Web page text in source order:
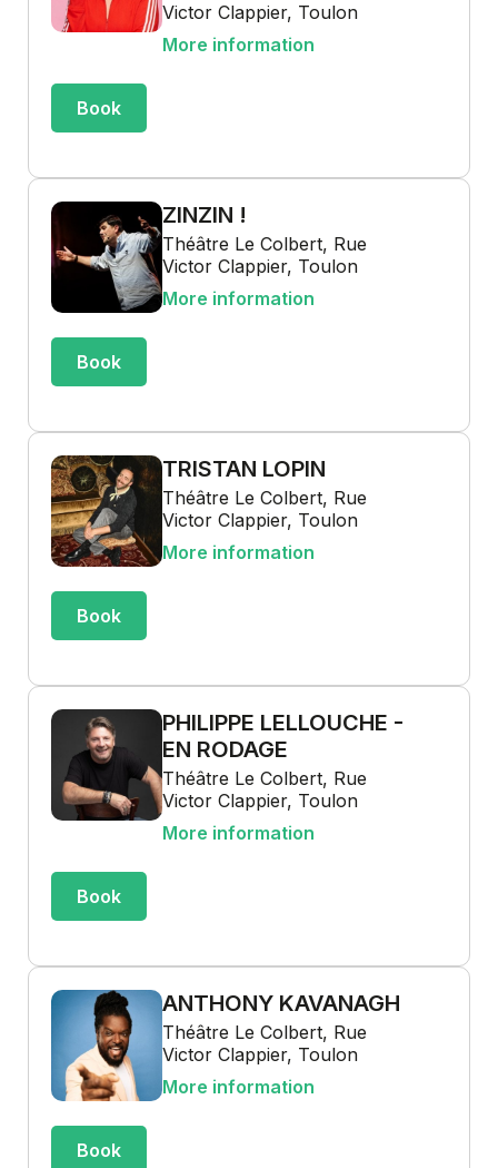
Victor Clappier, Toulon
More information
Book
ZINZIN !
Théâtre Le Colbert, Rue
Victor Clappier, Toulon
More information
Book
TRISTAN LOPIN
Théâtre Le Colbert, Rue
Victor Clappier, Toulon
More information
Book
PHILIPPE LELLOUCHE -
EN RODAGE
Théâtre Le Colbert, Rue
Victor Clappier, Toulon
More information
Book
ANTHONY KAVANAGH
Théâtre Le Colbert, Rue
Victor Clappier, Toulon
More information
Book